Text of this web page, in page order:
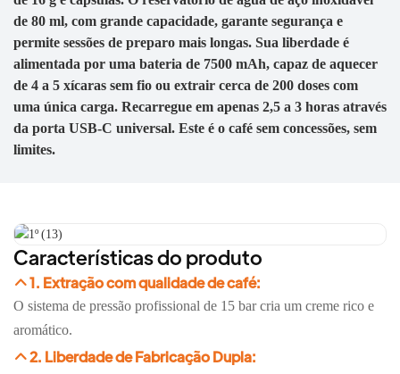
de 80 ml, com grande capacidade, garante segurança e
permite sessões de preparo mais longas. Sua liberdade é
alimentada por uma bateria de 7500 mAh, capaz de aquecer
de 4 a 5 xícaras sem fio ou extrair cerca de 200 doses com
uma única carga. Recarregue em apenas 2,5 a 3 horas através
da porta USB-C universal. Este é o café sem concessões, sem
limites.
Características do produto
1. Extração com qualidade de café:
O sistema de pressão profissional de 15 bar cria um creme rico e
aromático.
2. Liberdade de Fabricação Dupla: